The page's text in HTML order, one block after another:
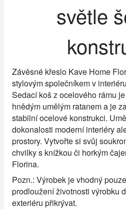
světle
Závěsné křeslo Kave Home
stylovým společníkem v
Sedací koš z ocelového rámu
hnědým umělým ratanem a je
stabilní ocelové konstrukci.
dokonalosti moderní interiéry
prostory. Vytvořte si svůj
chvilky s knížkou či horkým
Florina.
Pozn.: Výrobek je vhodný
prodloužení životnosti výrobku
exteriéru přikrývat.